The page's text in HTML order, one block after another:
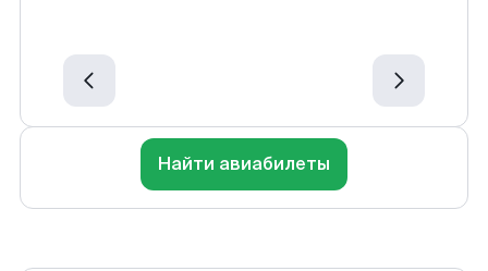
Найти авиабилеты